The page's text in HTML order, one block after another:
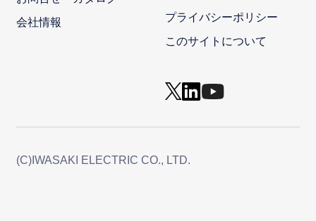
会社情報
プライバシーポリシー
このサイトについて
(C)IWASAKI ELECTRIC CO., LTD.